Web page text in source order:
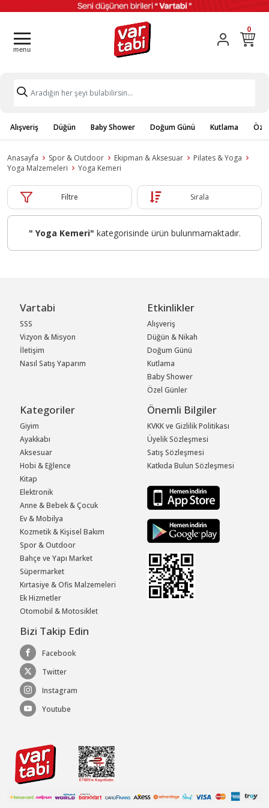
0
Alışveriş Düğün Baby Shower Doğum Günü Kutlama
Anasayfa Spor & Outdoor Ekipman & Aksesuar
Pilates & Yoga
Yoga Malzemeleri
Yoga Kemeri
Filtre Sırala
" Yoga Kemeri" kategorisinde ürün bulunmamaktadır.
Vartabi
SSS
Vizyon & Misyon
İletişim
Nasıl Satış Yaparım
Etkinlikler
Alışveriş
Düğün & Nikah
Doğum Günü
Kutlama
Baby Shower
Özel Günler
Kategoriler
Giyim
Ayakkabı
Aksesuar
Hobi & Eğlence
Kitap
Elektronik
Anne & Bebek & Çocuk
Ev & Mobilya
Kozmetik & Kişisel Bakım
Spor & Outdoor
Bahçe ve Yapı Market
Süpermarket
Kırtasiye & Ofis Malzemeleri
Ek Hizmetler
Otomobil & Motosiklet
Önemli Bilgiler
KVKK ve Gizlilik Politikası
Üyelik Sözleşmesi
Satış Sözleşmesi
Katkıda Bulun Sözleşmesi
Bizi Takip Edin
Facebook
Twitter
Instagram
Youtube